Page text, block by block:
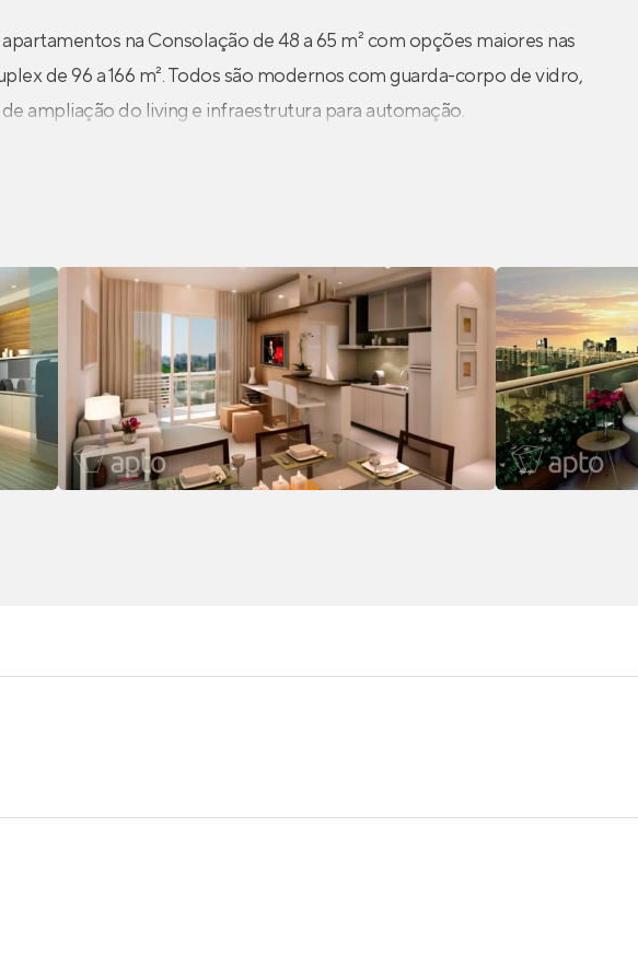
na Consolação de 48 a 65 m² com opções maiores nas
de 96 a 166 m². Todos são modernos com guarda-corpo de vidro,
ampliação do living e infraestrutura para automação.